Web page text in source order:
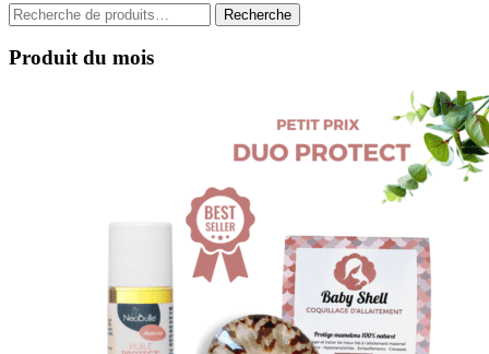
Recherche
pour :
Recherche
Produit du mois